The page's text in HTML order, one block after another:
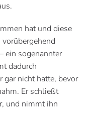
hat und diese
ein sogenannter
dadurch
gar nicht hatte, bevor
Er schließt
und nimmt ihn